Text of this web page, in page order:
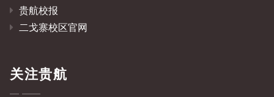
贵航校报
二戈寨校区官网
关注贵航